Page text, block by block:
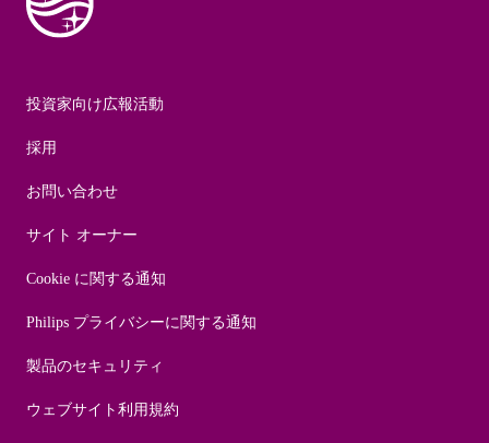
投資家向け広報活動
採用
お問い合わせ
サイト オーナー
Cookie に関する通知
Philips プライバシーに関する通知
製品のセキュリティ
ウェブサイト利用規約